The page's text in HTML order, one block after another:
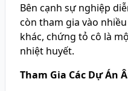
Bên cạnh sự nghiệp
còn tham gia vào
khác, chứng tỏ cô là
nhiệt huyết.
Tham Gia Các Dự Án